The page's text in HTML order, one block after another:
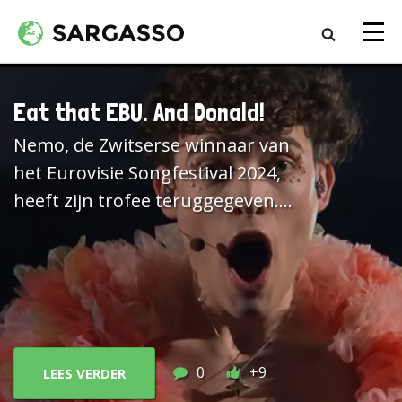
Eat that EBU. And Donald!
Nemo, de Zwitserse winnaar van
het Eurovisie Songfestival 2024,
heeft zijn trofee teruggegeven.
Geweldig! Eat that EBU! Er staat
niet bij wat de Zwitserse omroep
daar zelf van vindt, maar
vooralsnog zijn er geen geluiden
dat die het goede voorbeeld van
Nederland, Spanje, Ierland,
Slovenië en IJsland gaat volgen. Het
LEES VERDER 0 +9